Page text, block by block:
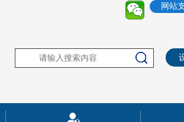
网站